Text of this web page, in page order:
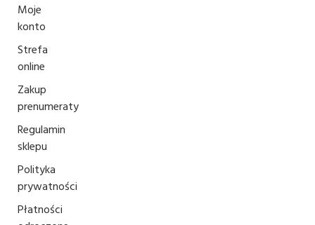
Moje
konto
Strefa
online
Zakup
prenumeraty
Regulamin
sklepu
Polityka
prywatności
Płatności